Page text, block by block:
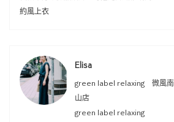
約風上衣
Elisa
green label relaxing 微風南
山店
green label relaxing